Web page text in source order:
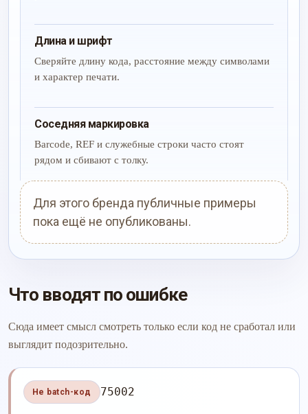
Длина и шрифт
Сверяйте длину кода, расстояние между символами
и характер печати.
Соседняя маркировка
Barcode, REF и служебные строки часто стоят
рядом и сбивают с толку.
Для этого бренда публичные примеры
пока ещё не опубликованы.
Что вводят по ошибке
Сюда имеет смысл смотреть только если код не сработал или
выглядит подозрительно.
Не batch-код 75002